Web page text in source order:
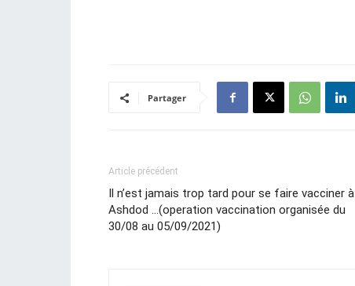
Partager
Article précédent
Il n’est jamais trop tard pour se faire vacciner à
Ashdod …(operation vaccination organisée du
30/08 au 05/09/2021)